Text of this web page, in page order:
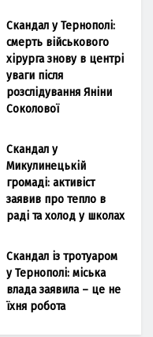
Скандал у Тернополі:
смерть військового
хірурга знову в центрі
уваги після
розслідування Яніни
Соколової
Скандал у
Микулинецькій
громаді: активіст
заявив про тепло в
раді та холод у школах
Скандал із тротуаром
у Тернополі: міська
влада заявила – це не
їхня робота